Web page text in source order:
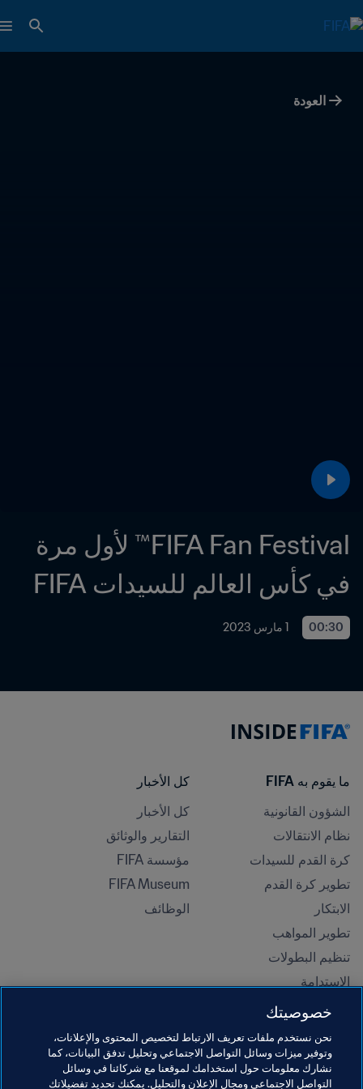
العودة
في كأس العالم للسيدات FIFA
00:30 1 مارس 2023
ما يقوم به FIFA
الشؤون القانونية
نظام الانتقالات
كرة القدم للسيدات
تطوير كرة القدم
الابتكار
تطوير المواهب
تنظيم البطولات
الاستدامة
حقوق الإنسان ومناهضة التمييز
المبادرات التعليمية
كل الأخبار
كل الأخبار
التقارير والوثائق
مؤسسة FIFA
FIFA Museum
الوظائف
خصوصيتك
نحن نستخدم ملفات تعريف الارتباط لتخصيص المحتوى والإعلانات،
وتوفير ميزات وسائل التواصل الاجتماعي وتحليل تدفق البيانات، كما
نشارك معلومات حول استخدامك لموقعنا مع شركائنا في وسائل
التواصل الاجتماعي ومجال الإعلان والتحليل. يمكنك تحديد تفضيلاتك